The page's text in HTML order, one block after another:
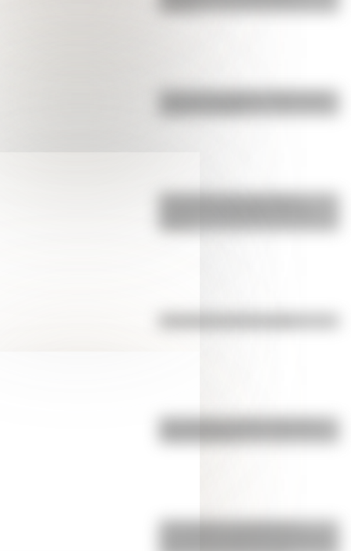
Cruce de los Andes: 5 datos que
Efemérides: tres cosas que
Pila eléctrica: quién la inventó y
17 de agosto: actividades y